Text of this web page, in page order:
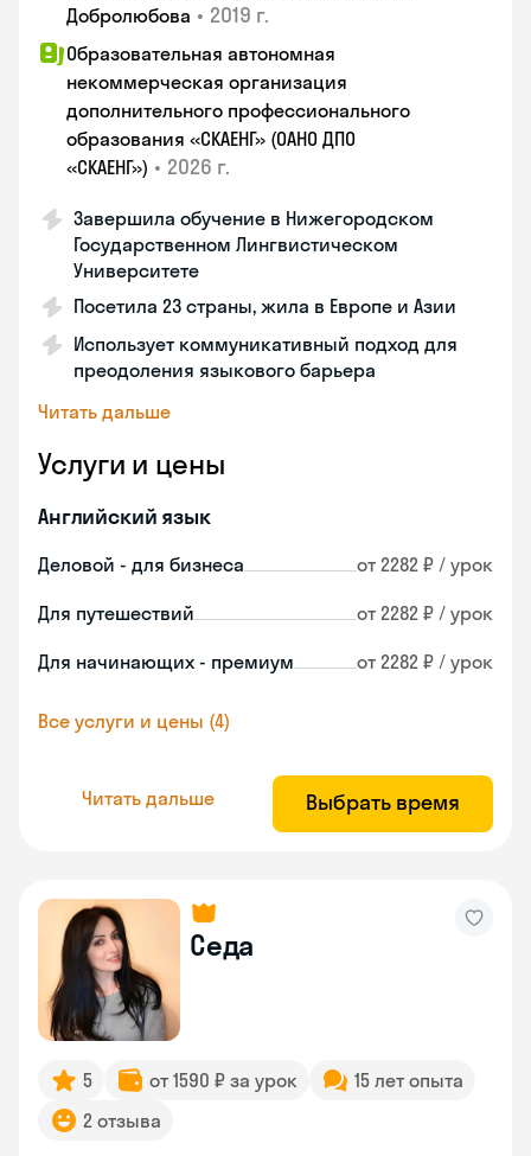
Добролюбова • 2019 г.
Образовательная автономная
некоммерческая организация
дополнительного профессионального
образования «СКАЕНГ» (ОАНО ДПО
«СКАЕНГ») • 2026 г.
Завершила обучение в Нижегородском
Государственном Лингвистическом
Университете
Посетила 23 страны, жила в Европе и Азии
Использует коммуникативный подход для
преодоления языкового барьера
Читать дальше
Услуги и цены
Английский язык
Деловой - для бизнеса от 2282 ₽ / урок
Для путешествий от 2282 ₽ / урок
Для начинающих - премиум от 2282 ₽ / урок
Все услуги и цены (4)
Читать дальше Выбрать время
Седа
5 от 1590 ₽ за урок
15 лет опыта
2 отзыва